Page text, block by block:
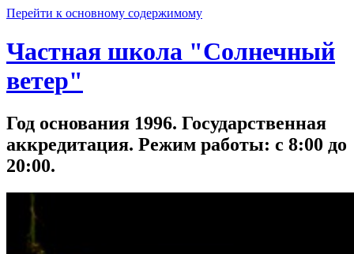
Перейти к основному содержимому
Частная школа "Солнечный
ветер"
Год основания 1996. Государственная
аккредитация. Режим работы: с 8:00 до
20:00.